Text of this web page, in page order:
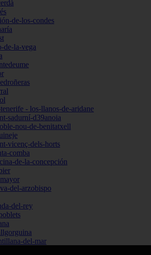
de-los-condes
de-la-vega
- los-llanos-de-aridane
sadurní-d39anoia
nou-de-benitatxell
vicenç-dels-horts
comba
de-la-concepción
del-arzobispo
del-rey
del-mar